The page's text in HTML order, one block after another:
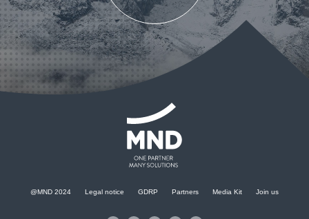
CONTÁCTENOS
@MND 2024 Legal notice GDRP Partners Media Kit Join us